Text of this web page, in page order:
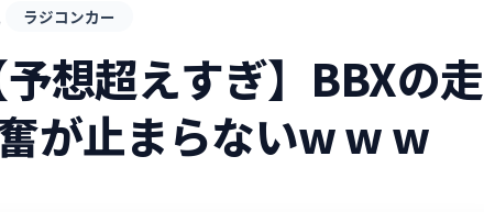
ラジコンカー
想超えすぎ】BBXの走
が止まらないw w w